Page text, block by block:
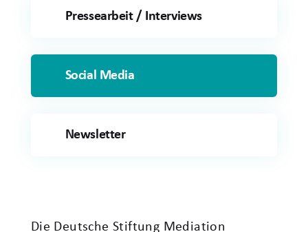
Die Deutsche Stiftung Mediation
Pressearbeit / Interviews
Social Media
Newsletter